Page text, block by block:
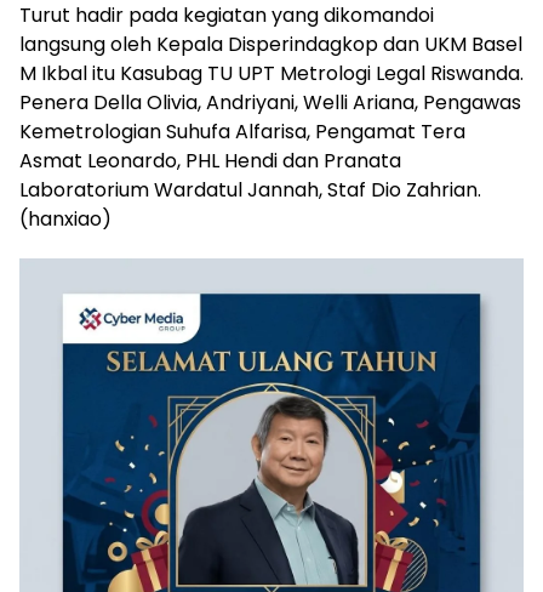
Turut hadir pada kegiatan yang dikomandoi
langsung oleh Kepala Disperindagkop dan UKM Basel
M Ikbal itu Kasubag TU UPT Metrologi Legal Riswanda.
Penera Della Olivia, Andriyani, Welli Ariana, Pengawas
Kemetrologian Suhufa Alfarisa, Pengamat Tera
Asmat Leonardo, PHL Hendi dan Pranata
Laboratorium Wardatul Jannah, Staf Dio Zahrian.
(hanxiao)